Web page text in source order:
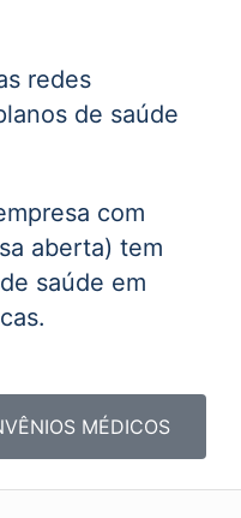
redes
de saúde
com
aberta) tem
saúde em
MÉDICOS